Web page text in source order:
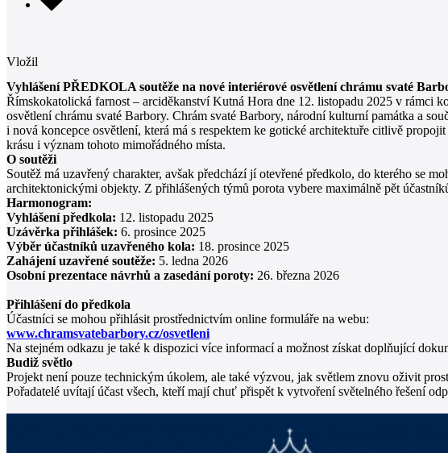
Vložil
Vyhlášení PŘEDKOLA soutěže na nové interiérové osvětlení chrámu svaté
Římskokatolická farnost – arciděkanství Kutná Hora dne 12. listopadu 2025 v rámci
osvětlení chrámu svaté Barbory. Chrám svaté Barbory, národní kulturní památka a
i nová koncepce osvětlení, která má s respektem ke gotické architektuře citlivě
krásu i význam tohoto mimořádného místa.
O soutěži
Soutěž má uzavřený charakter, avšak předchází jí otevřené předkolo, do kterého se
architektonickými objekty. Z přihlášených týmů porota vybere maximálně pět
Harmonogram:
Vyhlášení předkola: 12. listopadu 2025
Uzávěrka přihlášek: 6. prosince 2025
Výběr účastníků uzavřeného kola: 18. prosince 2025
Zahájení uzavřené soutěže: 5. ledna 2026
Osobní prezentace návrhů a zasedání poroty: 26. března 2026
Přihlášení do předkola
Účastníci se mohou přihlásit prostřednictvím online formuláře na webu:
www.chramsvatebarbory.cz/osvetleni
Na stejném odkazu je také k dispozici více informací a možnost získat doplňující
Budiž světlo
Projekt není pouze technickým úkolem, ale také výzvou, jak světlem znovu oživit
Pořadatelé uvítají účast všech, kteří mají chuť přispět k vytvoření světelného řešení